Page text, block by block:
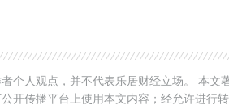
个人观点，并不代表乐居财经立场。 本文
开传播平台上使用本文内容；经允许进行